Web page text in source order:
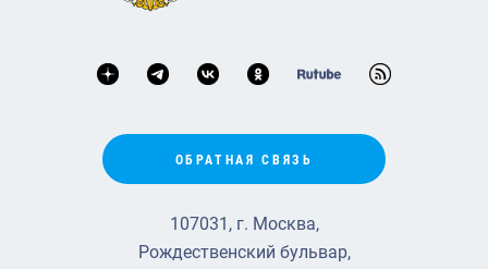
ОБРАТНАЯ СВЯЗЬ
107031, г. Москва,
Рождественский бульвар,